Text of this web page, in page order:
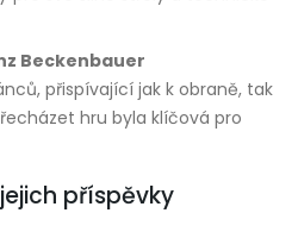
Beckenbauer
přispívající jak k obraně, tak
hru byla klíčová pro
příspěvky